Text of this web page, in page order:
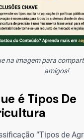
na imagem para
amigos!
é Tipos De
“Tipos de